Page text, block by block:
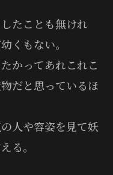
たことも無けれ
くもない。
かってあれこれこ
だと思っているほ
人や容姿を見て妖
る。